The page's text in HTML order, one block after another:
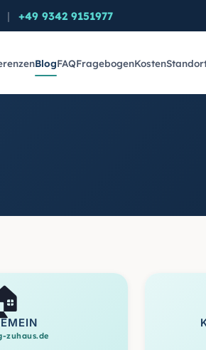
| +49 9342 9151977
BlogFAQFragebogenKosten
zuhaus.de